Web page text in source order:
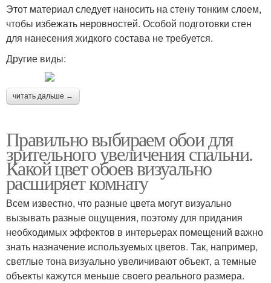
Этот материал следует наносить на стену тонким слоем,
чтобы избежать неровностей. Особой подготовки стен
для нанесения жидкого состава не требуется.
Другие виды:
читать дальше →
Правильно выбираем обои для
зрительного увеличения спальни.
Какой цвет обоев визуально
расширяет комнату
Всем известно, что разные цвета могут визуально
вызывать разные ощущения, поэтому для придания
необходимых эффектов в интерьерах помещений важно
знать назначение используемых цветов. Так, например,
светлые тона визуально увеличивают объект, а темные
объекты кажутся меньше своего реального размера.